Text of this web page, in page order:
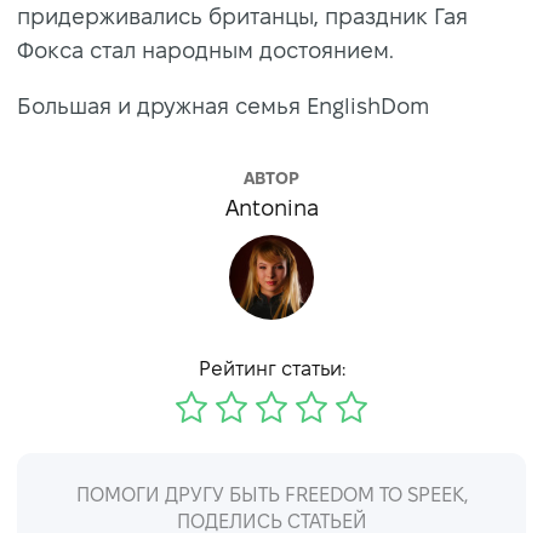
придерживались британцы, праздник Гая
Фокса стал народным достоянием.
Большая и дружная семья EnglishDom
АВТОР
Antonina
Рейтинг статьи:
ПОМОГИ ДРУГУ БЫТЬ FREEDOM TO SPEEK,
ПОДЕЛИСЬ СТАТЬЕЙ